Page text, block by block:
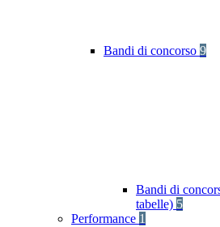
Bandi di concorso 9
Bandi di
tabelle) 5
Performance 1